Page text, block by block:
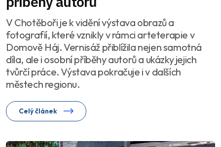
V Chotěboři je k vidění výstava obrazů a
fotografií, které vznikly v rámci arteterapie v
Domově Háj. Vernisáž přiblížila nejen samotná
díla, ale i osobní příběhy autorů a ukázky jejich
tvůrčí práce. Výstava pokračuje i v dalších
městech regionu.
Celý článek